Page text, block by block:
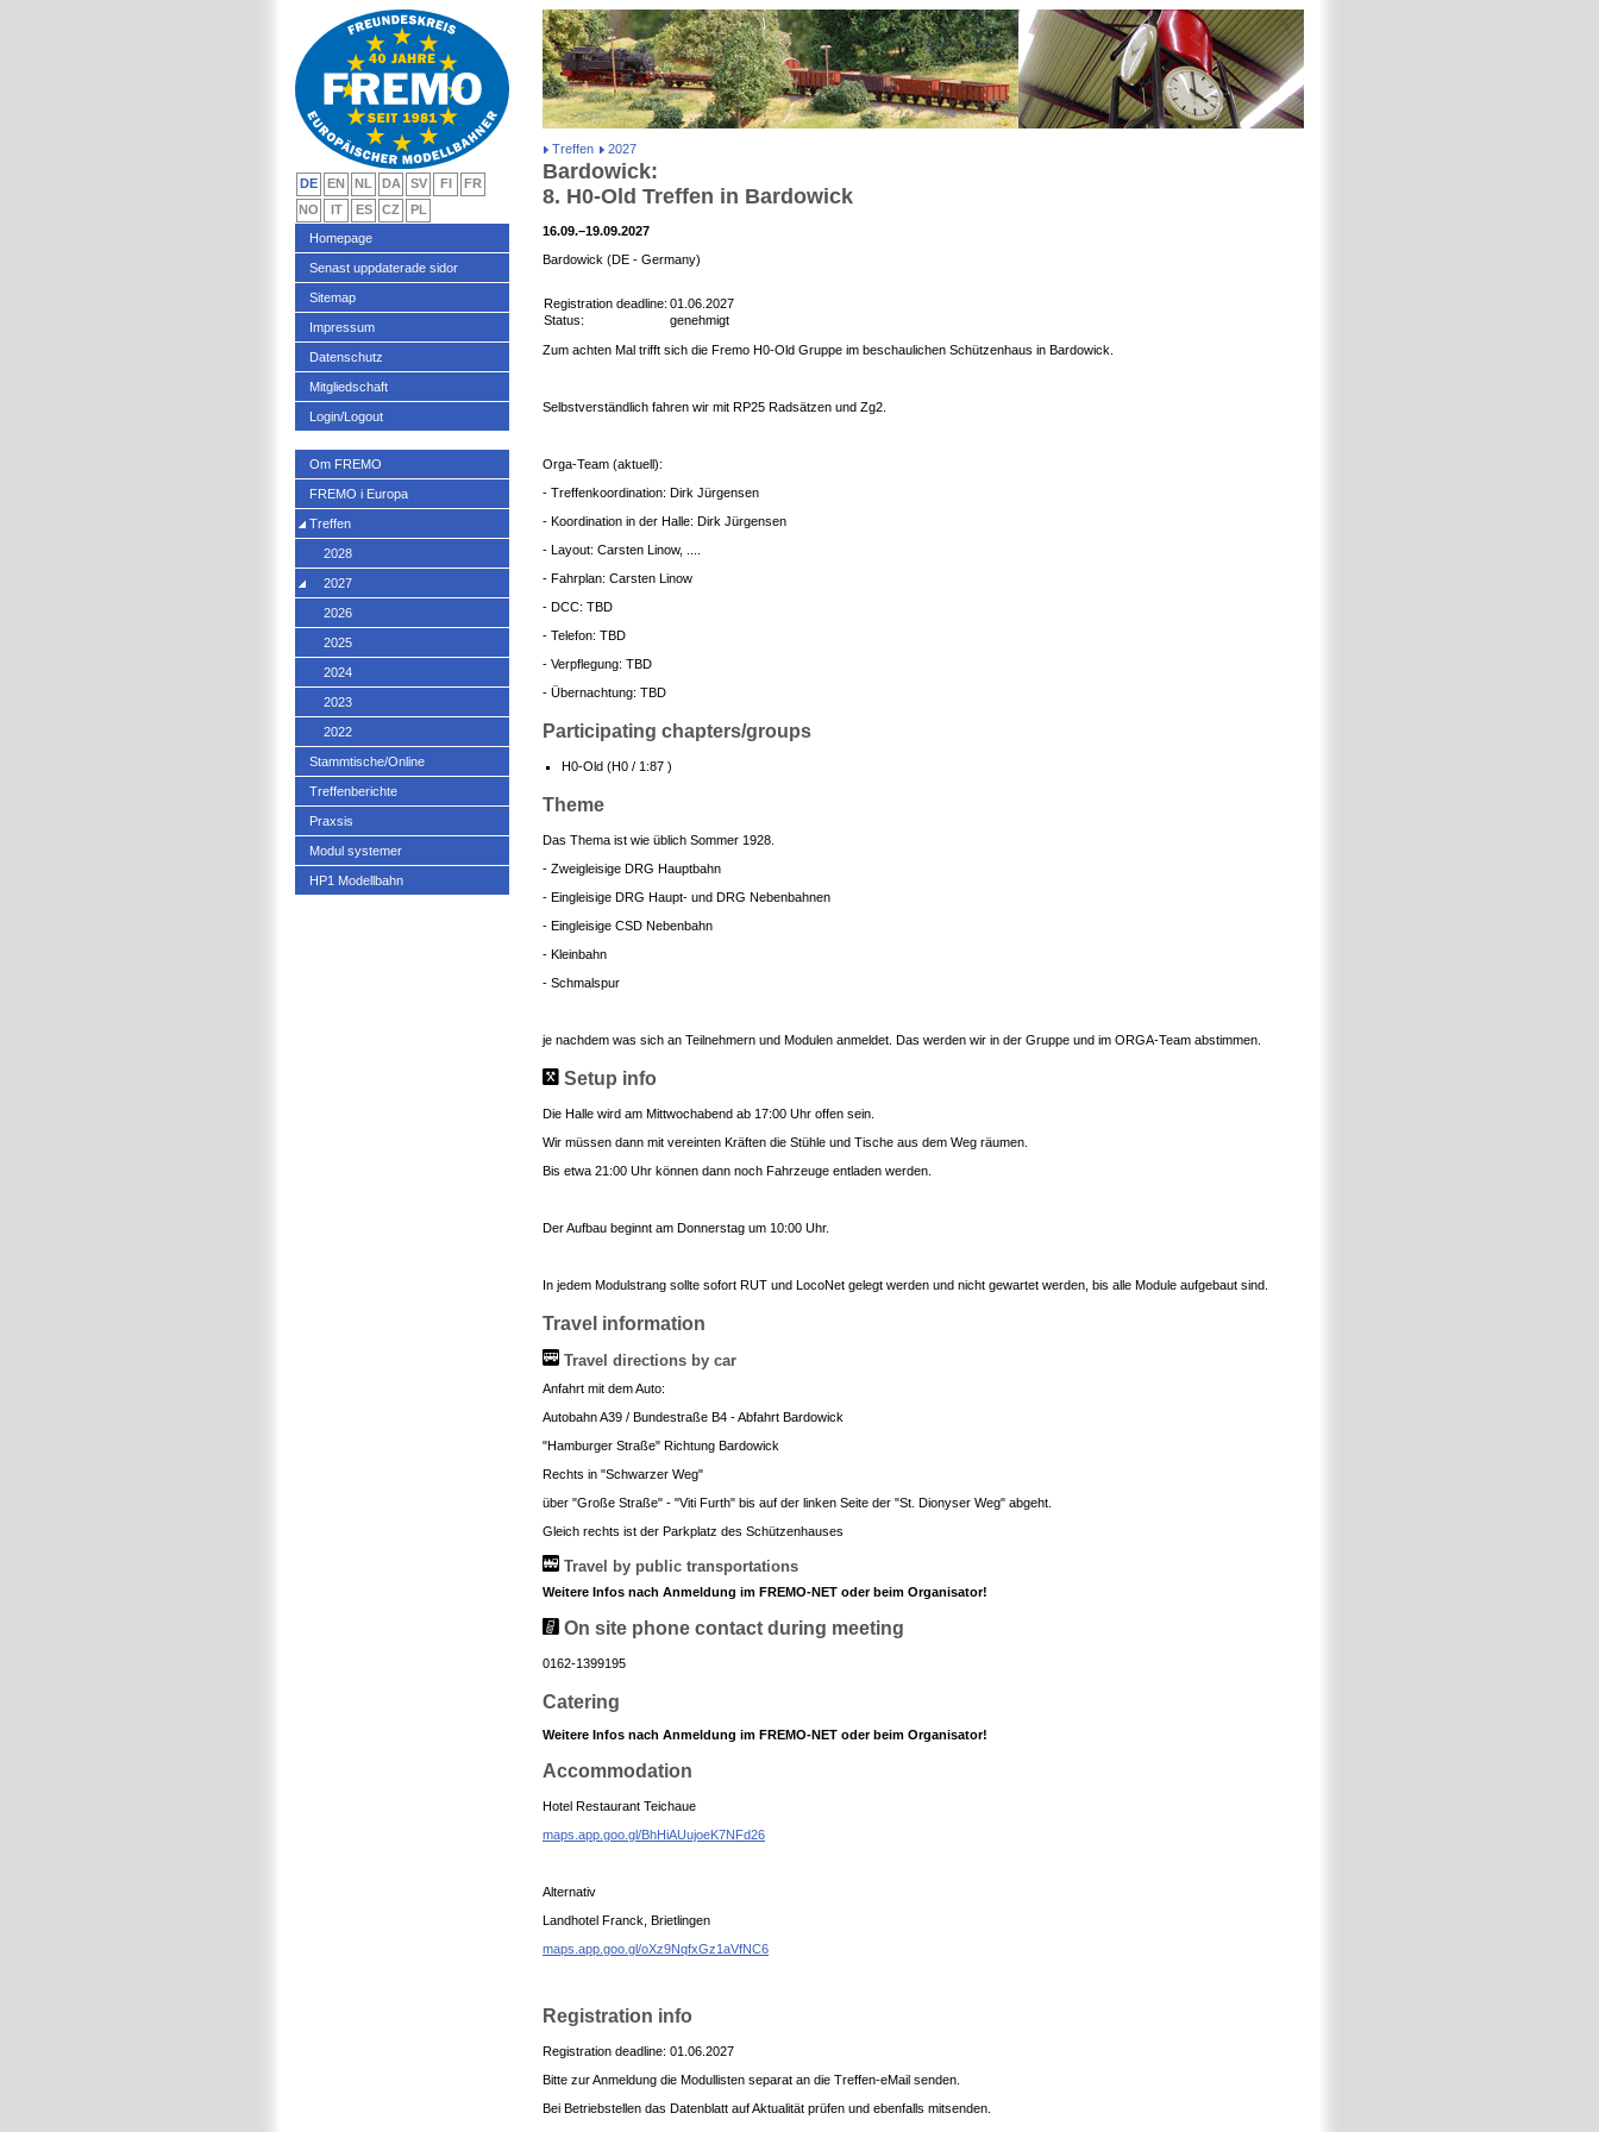
Treffen 2027
Bardowick:
8. H0-Old Treffen in Bardowick
16.09.–19.09.2027
Bardowick (DE - Germany)
Registration deadline: 01.06.2027
Status:
genehmigt
Zum achten Mal trifft sich die Fremo H0-Old Gruppe im beschaulichen Schützenhaus in Bardowick.
Selbstverständlich fahren wir mit RP25 Radsätzen und Zg2.
Orga-Team (aktuell):
- Treffenkoordination: Dirk Jürgensen
- Koordination in der Halle: Dirk Jürgensen
- Layout: Carsten Linow, ....
- Fahrplan: Carsten Linow
- DCC: TBD
- Telefon: TBD
- Verpflegung: TBD
- Übernachtung: TBD
Participating chapters/groups
H0-Old (H0 / 1:87 )
Theme
Das Thema ist wie üblich Sommer 1928.
- Zweigleisige DRG Hauptbahn
- Eingleisige DRG Haupt- und DRG Nebenbahnen
- Eingleisige CSD Nebenbahn
- Kleinbahn
- Schmalspur
je nachdem was sich an Teilnehmern und Modulen anmeldet. Das werden wir in der Gruppe und im ORGA-Team abstimmen.
Setup info
Die Halle wird am Mittwochabend ab 17:00 Uhr offen sein.
Wir müssen dann mit vereinten Kräften die Stühle und Tische aus dem Weg räumen.
Bis etwa 21:00 Uhr können dann noch Fahrzeuge entladen werden.
Der Aufbau beginnt am Donnerstag um 10:00 Uhr.
In jedem Modulstrang sollte sofort RUT und LocoNet gelegt werden und nicht gewartet werden, bis alle Module aufgebaut sind.
Travel information
Travel directions by car
Anfahrt mit dem Auto:
Autobahn A39 / Bundestraße B4 - Abfahrt Bardowick
"Hamburger Straße" Richtung Bardowick
Rechts in "Schwarzer Weg"
über "Große Straße" - "Viti Furth" bis auf der linken Seite der "St. Dionyser Weg" abgeht.
Gleich rechts ist der Parkplatz des Schützenhauses
Travel by public transportations
Weitere Infos nach Anmeldung im FREMO-NET oder beim Organisator!
On site phone contact during meeting
0162-1399195
Catering
Weitere Infos nach Anmeldung im FREMO-NET oder beim Organisator!
Accommodation
Hotel Restaurant Teichaue
maps.app.goo.gl/BhHiAUujoeK7NFd26
Alternativ
Landhotel Franck, Brietlingen
maps.app.goo.gl/oXz9NqfxGz1aVfNC6
Registration info
Registration deadline: 01.06.2027
Bitte zur Anmeldung die Modullisten separat an die Treffen-eMail senden.
Bei Betriebstellen das Datenblatt auf Aktualität prüfen und ebenfalls mitsenden.
DE EN NL DA SV FI
FR
NO
IT ES CZ
PL
Homepage
Senast uppdaterade sidor
Sitemap
Impressum
Datenschutz
Mitgliedschaft
Login/Logout
Om FREMO
FREMO i Europa
Treffen
2028
2027
2026
2025
2024
2023
2022
Stammtische/Online
Treffenberichte
Praxsis
Modul systemer
HP1 Modellbahn